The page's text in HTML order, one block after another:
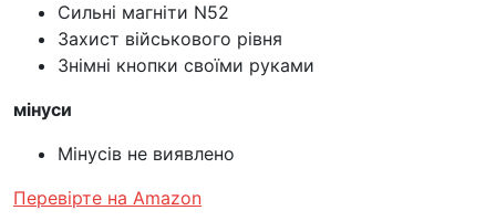
Сильні магніти N52
Захист військового рівня
Знімні кнопки своїми руками
мінуси
Мінусів не виявлено
Перевірте на Amazon